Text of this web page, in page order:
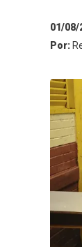
01/08/
Por: